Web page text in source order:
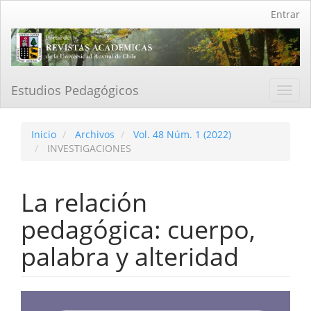
Contenido
principal
Barra
Entrar
Estudios Pedagógicos
Inicio Archivos
Vol. 48 Núm. 1 (2022)
INVESTIGACIONES
La relación
pedagógica: cuerpo,
palabra y alteridad